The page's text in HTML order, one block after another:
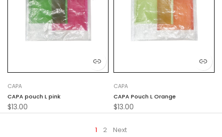
CAPA
CAPA pouch L pink
$13.00
CAPA
CAPA Pouch L Orange
$13.00
1 2 Next